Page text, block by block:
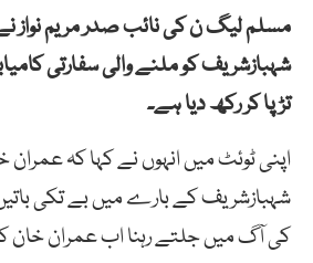
مسلم لیگ ن کی نائب صدر مریم نواز
شہبازشریف کو ملنے والی سفارتی
تڑپا کر رکھ دیا ہے۔
اپنی ٹوئٹ میں انہوں نے کہا کہ عمران
شہبازشریف کے بارے میں بے تکی
کی آگ میں جلتے رہنا اب عمران خان